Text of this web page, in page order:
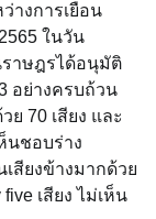
างการเยือน
ในวัน
าษฎรได้อนุมัติ
อย่างครบถ้วน
ย 70 เสียง และ
นชอบร่าง
สียงข้างมากด้วย
เสียง ไม่เห็น